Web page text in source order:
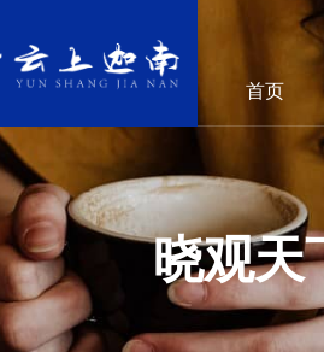
首页
晓观天